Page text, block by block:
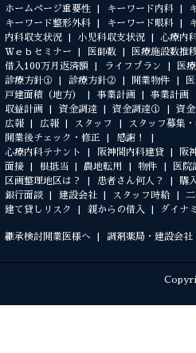
ホームページ重要性
キーワード内科
キーワード整形外科
キーワード眼科
内科収支状況
小児科収支状況 心療内
Ｗｅｂセミナー
医師数 医療施設数推
借入100万月返済額
ライフプラン 医
診療方針①
診療方針② 開業物件
戸建面積（地方）
事業計画 事業計画
収益計画
資金調達 資金調達① 資
広報
広報 スタッフ スタッフ募集
開業後チェック・修正
感謝！
心療内科テナント
阪神間内科建貸 阪
面接
根抵当 農地転用 物件 医院
区画整理地区は？
患者さん何人？ 購
銀行面談
建設会社 スタッフ時給
建て貸しリスク
親からの借入 ダイナ
継承検討開業医様へ 調剤薬局・建設会